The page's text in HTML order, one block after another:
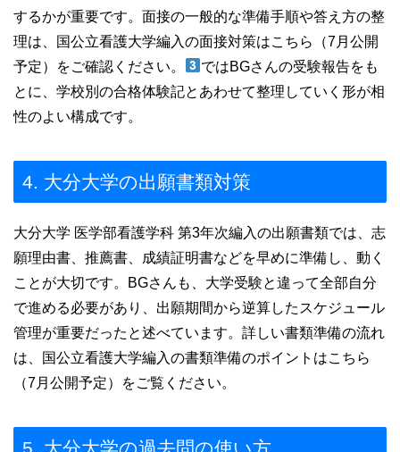
するかが重要です。面接の一般的な準備手順や答え方の整
理は、国公立看護大学編入の面接対策はこちら（7月公開
予定）をご確認ください。
ではBGさんの受験報告をも
とに、学校別の合格体験記とあわせて整理していく形が相
性のよい構成です。
4. 大分大学の出願書類対策
大分大学 医学部看護学科 第3年次編入の出願書類では、志
願理由書、推薦書、成績証明書などを早めに準備し、動く
ことが大切です。BGさんも、大学受験と違って全部自分
で進める必要があり、出願期間から逆算したスケジュール
管理が重要だったと述べています。詳しい書類準備の流れ
は、国公立看護大学編入の書類準備のポイントはこちら
（7月公開予定）をご覧ください。
5. 大分大学の過去問の使い方